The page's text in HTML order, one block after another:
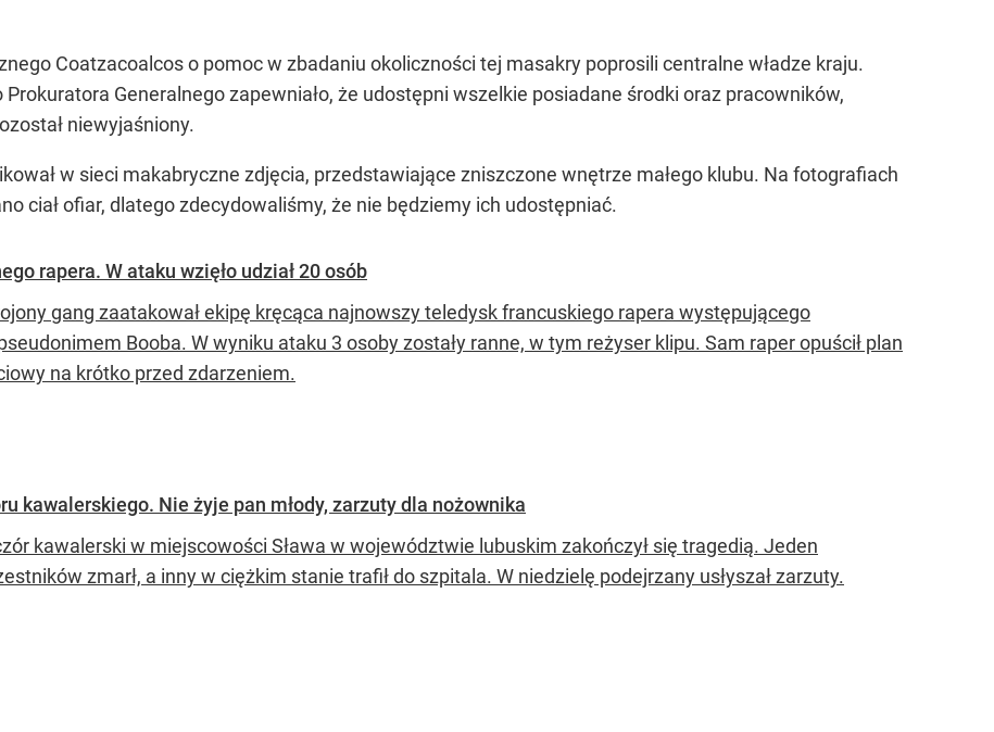
Coatzacoalcos o pomoc w zbadaniu okoliczności tej masakry poprosili centralne władze kraju.
Generalnego zapewniało, że udostępni wszelkie posiadane środki oraz pracowników,
niewyjaśniony.
w sieci makabryczne zdjęcia, przedstawiające zniszczone wnętrze małego klubu. Na fotografiach
ciał ofiar, dlatego zdecydowaliśmy, że nie będziemy ich udostępniać.
rapera. W ataku wzięło udział 20 osób
gang zaatakował ekipę kręcąca najnowszy teledysk francuskiego rapera występującego
Booba. W wyniku ataku 3 osoby zostały ranne, w tym reżyser klipu. Sam raper opuścił plan
na krótko przed zdarzeniem.
kawalerskiego. Nie żyje pan młody, zarzuty dla nożownika
kawalerski w miejscowości Sława w województwie lubuskim zakończył się tragedią. Jeden
zmarł, a inny w ciężkim stanie trafił do szpitala. W niedzielę podejrzany usłyszał zarzuty.